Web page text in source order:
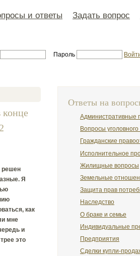
и ответы Задать вопрос
Пароль
конце
решен
Я
как
мне
и
это
Ответы на
Административные
Вопросы
Гражданские
Исполнительное
Жилищные вопросы
Земельные
Защита прав
Наследство
О браке и семье
Индивидуальные
Предприятия
Сделки купли-